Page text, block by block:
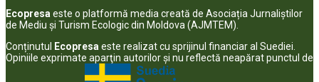
Ecopresa este o platformă media creată de Asociația Jurnaliștilor
de Mediu și Turism Ecologic din Moldova (AJMTEM).
Conținutul Ecopresa este realizat cu sprijinul financiar al Suediei.
Opiniile exprimate aparţin autorilor şi nu reflectă neapărat punctul de